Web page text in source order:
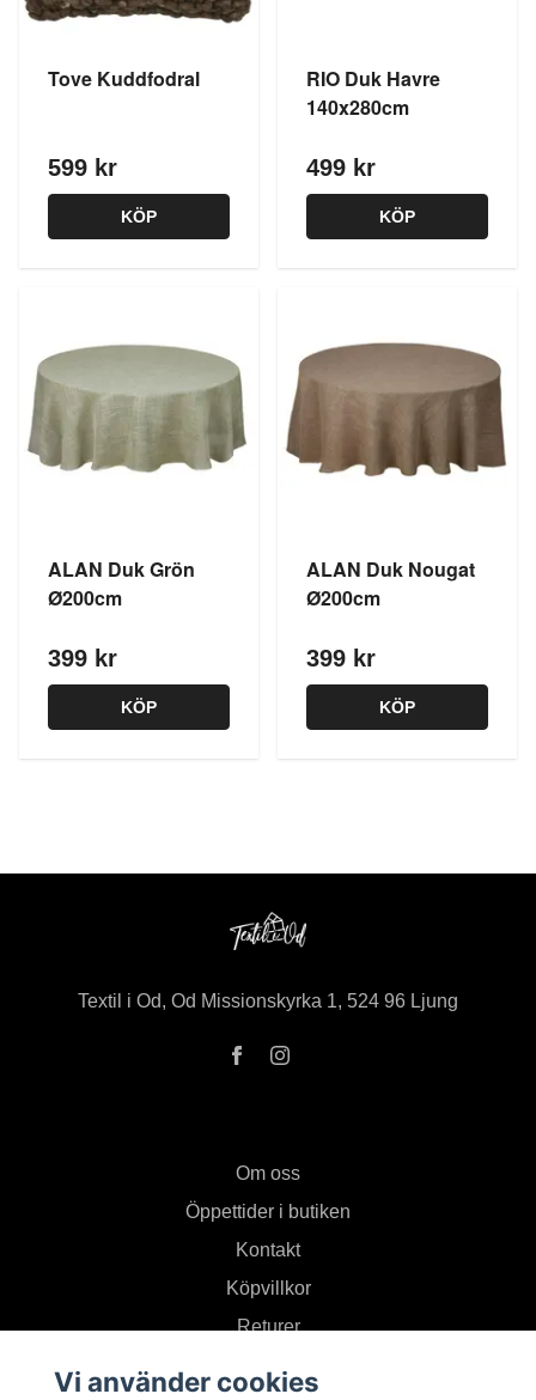
Tove Kuddfodral
599 kr
KÖP
RIO Duk Havre
140x280cm
499 kr
KÖP
ALAN Duk Grön
Ø200cm
399 kr
KÖP
ALAN Duk Nougat
Ø200cm
399 kr
KÖP
Textil i Od, Od Missionskyrka 1, 524 96 Ljung
Om oss
Öppettider i butiken
Kontakt
Köpvillkor
Returer
Vi använder cookies